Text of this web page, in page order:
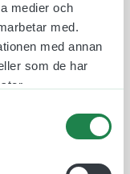
medier och
med.
med annan
som de har